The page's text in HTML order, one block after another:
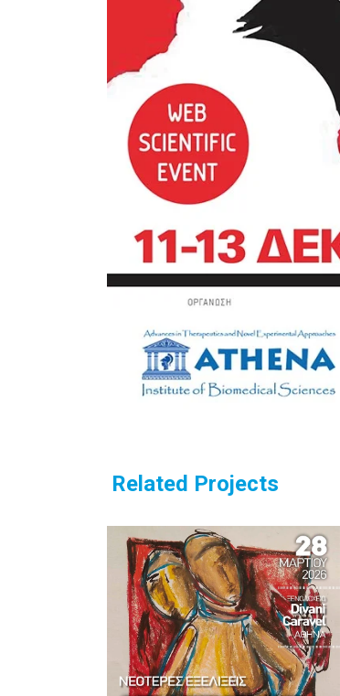
Related Projects